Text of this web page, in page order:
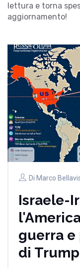
lettura e torna
aggiornamento!
Di Marco
Israele-
guerra
di